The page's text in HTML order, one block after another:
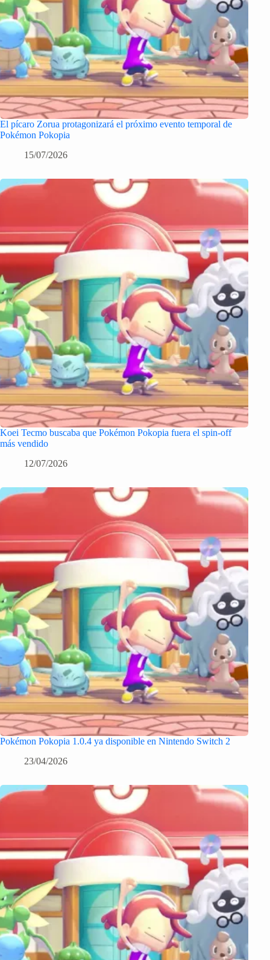
El pícaro Zorua protagonizará el próximo evento temporal de
Pokémon Pokopia
15/07/2026
Koei Tecmo buscaba que Pokémon Pokopia fuera el spin-off
más vendido
12/07/2026
Pokémon Pokopia 1.0.4 ya disponible en Nintendo Switch 2
23/04/2026